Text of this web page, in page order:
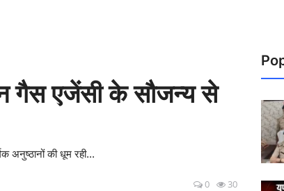
गैस एजेंसी के सौजन्य से
अनुष्ठानों की धूम रही...
0 30